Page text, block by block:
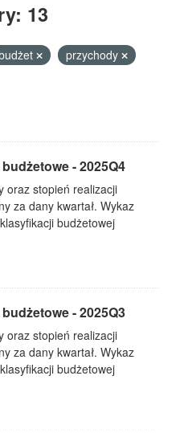
13
przychody
- 2025Q4
oraz stopień realizacji
za dany kwartał. Wykaz
budżetowej
- 2025Q3
oraz stopień realizacji
za dany kwartał. Wykaz
budżetowej